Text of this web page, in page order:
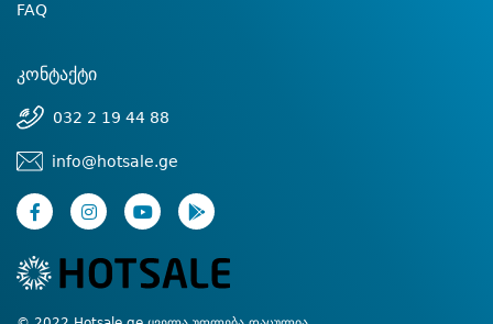
FAQ
კონტაქტი
032 2 19 44 88
info@hotsale.ge